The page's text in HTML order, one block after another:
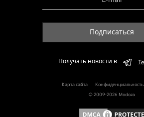
Подписаться
Получать новости в
Карта сайта Конфиденциальность
© 2009-2026 Modoza